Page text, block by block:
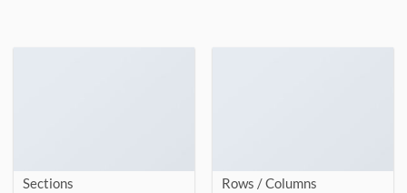
Sections Rows / Columns